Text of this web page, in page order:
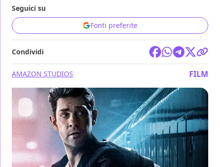
Seguici su
Fonti preferite
Condividi
AMAZON STUDIOS FILM